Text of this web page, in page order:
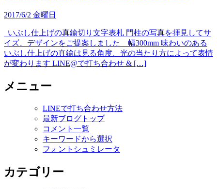
2017/6/2 金曜日
いぶし仕上げの真鍮切り文字表札 門柱の写真を拝見してサ
イズ、デザインをご提案しました 幅300mm 味わいのある
いぶし仕上げの真鍮は見る角度、光の当たり方によって表情
が変わります LINE@で打ち合わせ & […]
メニュー
LINEで打ち合わせ方法
最新ブログトップ
コメント一覧
キーワードから選択
フォントシュミレータ
カテゴリー